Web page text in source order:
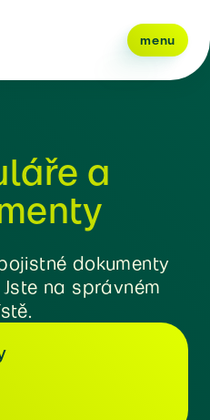
menu
a
dokumenty
na správném